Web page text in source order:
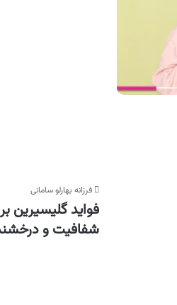
فرزانه بهارلو سامانی
فواید گلیسیرین
شفافیت و